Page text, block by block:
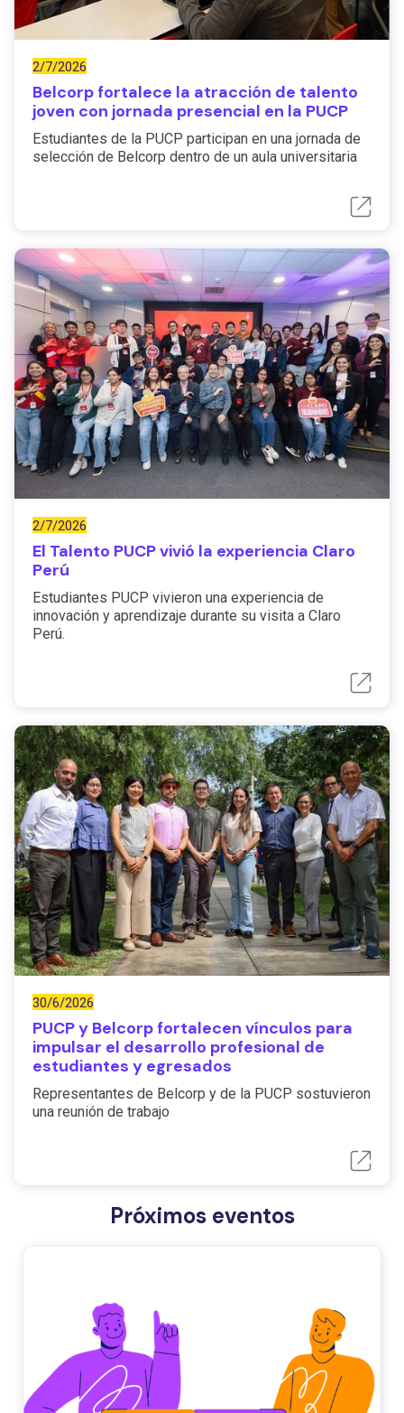
2/7/2026
Belcorp fortalece la atracción de talento
joven con jornada presencial en la PUCP
Estudiantes de la PUCP participan en una jornada de
selección de Belcorp dentro de un aula universitaria
2/7/2026
El Talento PUCP vivió la experiencia Claro
Perú
Estudiantes PUCP vivieron una experiencia de
innovación y aprendizaje durante su visita a Claro
Perú.
30/6/2026
PUCP y Belcorp fortalecen vínculos para
impulsar el desarrollo profesional de
estudiantes y egresados
Representantes de Belcorp y de la PUCP sostuvieron
una reunión de trabajo
Próximos eventos